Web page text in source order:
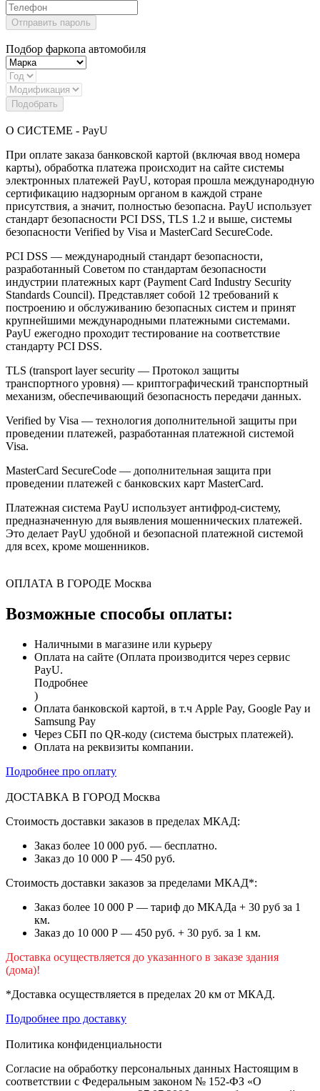
Отправить пароль
Подбор фаркопа автомобиля
Подобрать
О СИСТЕМЕ - PayU
При оплате заказа банковской картой (включая ввод номера
карты), обработка платежа происходит на сайте системы
электронных платежей PayU, которая прошла международную
сертификацию надзорным органом в каждой стране
присутствия, а значит, полностью безопасна. PayU использует
стандарт безопасности PCI DSS, TLS 1.2 и выше, системы
безопасности Verified by Visa и MasterCard SecureCode.
PCI DSS — международный стандарт безопасности,
разработанный Советом по стандартам безопасности
индустрии платежных карт (Payment Card Industry Security
Standards Council). Представляет собой 12 требований к
построению и обслуживанию безопасных систем и принят
крупнейшими международными платежными системами.
PayU ежегодно проходит тестирование на соответствие
стандарту PCI DSS.
TLS (transport layer security — Протокол защиты
транспортного уровня) — криптографический транспортный
механизм, обеспечивающий безопасность передачи данных.
Verified by Visa — технология дополнительной защиты при
проведении платежей, разработанная платежной системой
Visa.
MasterCard SecureCode — дополнительная защита при
проведении платежей с банковских карт MasterCard.
Платежная система PayU использует антифрод-систему,
предназначенную для выявления мошеннических платежей.
Это делает PayU удобной и безопасной платежной системой
для всех, кроме мошенников.
ОПЛАТА В ГОРОДЕ Москва
Возможные способы оплаты:
Наличными в магазине или курьеру
Оплата на сайте (Оплата производится через сервис
PayU.
Подробнее
)
Оплата банковской картой, в т.ч Apple Pay, Google Pay и
Samsung Pay
Через СБП по QR-коду (система быстрых платежей).
Оплата на реквизиты компании.
Подробнее про оплату
ДОСТАВКА В ГОРОД Москва
Стоимость доставки заказов в пределах МКАД:
Заказ более 10 000 руб. — бесплатно.
Заказ до 10 000 Р — 450 руб.
Стоимость доставки заказов за пределами МКАД*:
Заказ более 10 000 Р — тариф до МКАДа + 30 руб за 1
км.
Заказ до 10 000 Р — 450 руб. + 30 руб. за 1 км.
Доставка осуществляется до указанного в заказе здания
(дома)!
*Доставка осуществляется в пределах 20 км от МКАД.
Подробнее про доставку
Политика конфиденциальности
Согласие на обработку персональных данных Настоящим в
соответствии с Федеральным законом № 152-ФЗ «О